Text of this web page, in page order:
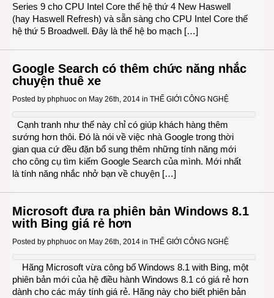
Series 9 cho CPU Intel Core thế hệ thứ 4 New Haswell
(hay Haswell Refresh) và sẵn sàng cho CPU Intel Core thế
hệ thứ 5 Broadwell. Đây là thế hệ bo mạch […]
Google Search có thêm chức năng nhắc
chuyện thuê xe
Posted by phphuoc on May 26th, 2014 in THẾ GIỚI CÔNG NGHỆ
Cạnh tranh như thế này chỉ có giúp khách hàng thêm
sướng hơn thôi. Đó là nói về việc nhà Google trong thời
gian qua cứ đều đặn bổ sung thêm những tính năng mới
cho công cụ tìm kiếm Google Search của mình. Mới nhất
là tính năng nhắc nhở bạn về chuyện […]
Microsoft đưa ra phiên bản Windows 8.1
with Bing giá rẻ hơn
Posted by phphuoc on May 26th, 2014 in THẾ GIỚI CÔNG NGHỆ
Hãng Microsoft vừa công bố Windows 8.1 with Bing, một
phiên bản mới của hệ điều hành Windows 8.1 có giá rẻ hơn
dành cho các máy tính giá rẻ. Hãng này cho biết phiên bản